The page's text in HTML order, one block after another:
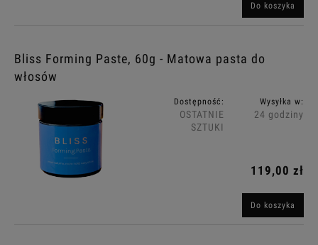
Do koszyka
Bliss Forming Paste, 60g - Matowa pasta do
włosów
Dostępność:
OSTATNIE
SZTUKI
Wysyłka w:
24 godziny
119,00 zł
Do koszyka